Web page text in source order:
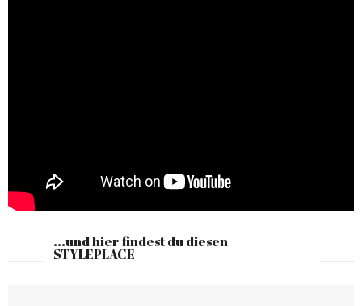
...und hier findest du diesen
STYLEPLACE